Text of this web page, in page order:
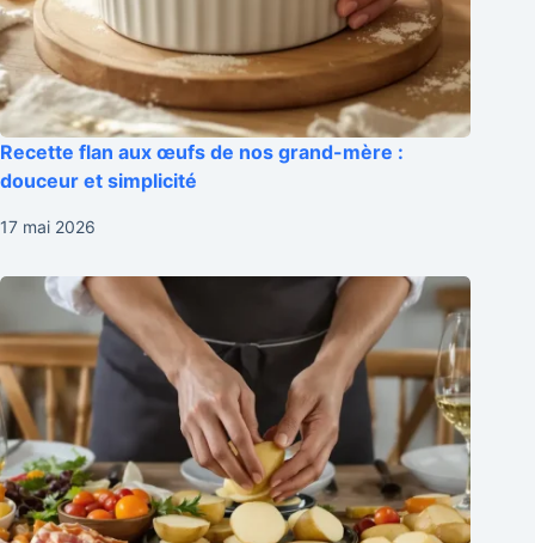
Recette flan aux œufs de nos grand-mère :
douceur et simplicité
17 mai 2026